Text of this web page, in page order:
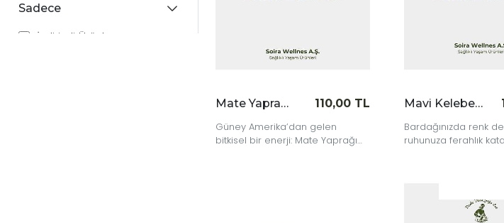
Sadece
İndirimli Ürünler
Mate Yaprağı 40 gr
110,00 TL
Güney Amerika’dan gelen
bitkisel bir enerji: Mate Yaprağı
Mavi Kelebek 16 gr
Bardağınızda renk
ruhunuza ferahlık